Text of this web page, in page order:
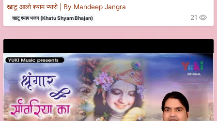
खाटू आलो श्याम प्यारो | By Mandeep Jangra
खाटू श्याम भजन (Khatu Shyam Bhajan) 21